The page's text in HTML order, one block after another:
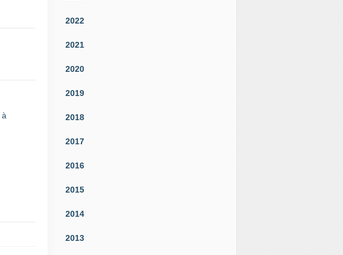
2022
2021
2020
2019
2018
2017
2016
2015
2014
2013